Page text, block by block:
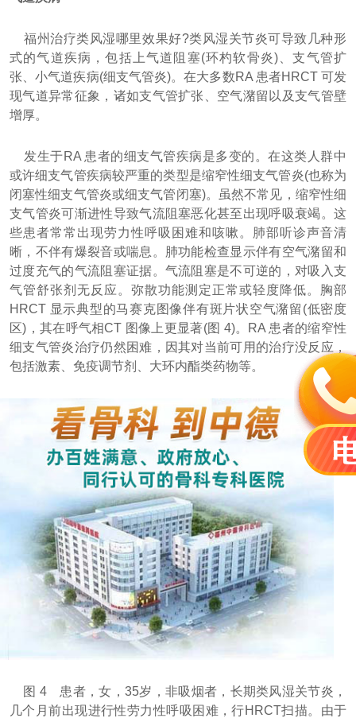
福州治疗类风湿哪里效果好?类风湿关节炎可导致几种形
式的气道疾病，包括上气道阻塞(环杓软骨炎)、支气管扩
张、小气道疾病(细支气管炎)。在大多数RA 患者HRCT 可发
现气道异常征象，诸如支气管扩张、空气潴留以及支气管壁
增厚。
发生于RA 患者的细支气管疾病是多变的。在这类人群中
或许细支气管疾病较严重的类型是缩窄性细支气管炎(也称为
闭塞性细支气管炎或细支气管闭塞)。虽然不常见，缩窄性细
支气管炎可渐进性导致气流阻塞恶化甚至出现呼吸衰竭。这
些患者常常出现劳力性呼吸困难和咳嗽。肺部听诊声音清
晰，不伴有爆裂音或喘息。肺功能检查显示伴有空气潴留和
过度充气的气流阻塞证据。气流阻塞是不可逆的，对吸入支
气管舒张剂无反应。弥散功能测定正常或轻度降低。胸部
HRCT 显示典型的马赛克图像伴有斑片状空气潴留(低密度
区)，其在呼气相CT 图像上更显著(图 4)。RA 患者的缩窄性
细支气管炎治疗仍然困难，因其对当前可用的治疗没反应，
包括激素、免疫调节剂、大环内酯类药物等。
图 4 患者，女，35岁，非吸烟者，长期类风湿关节炎，
几个月前出现进行性劳力性呼吸困难，行HRCT扫描。由于